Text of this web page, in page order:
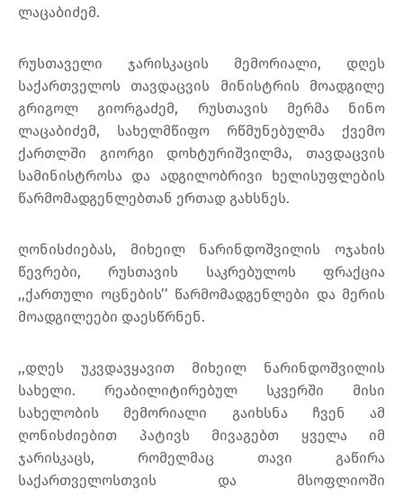
ლაცაბიძემ.
რუსთაველი ჯარისკაცის მემორიალი, დღეს
საქართველოს თავდაცვის მინისტრის მოადგილე
გრიგოლ გიორგაძემ, რუსთავის მერმა ნინო
ლაცაბიძემ, სახელმწიფო რწმუნებულმა ქვემო
ქართლში გიორგი დოხტურიშვილმა, თავდაცვის
სამინისტროსა და ადგილობრივი ხელისუფლების
წარმომადგენლებთან ერთად გახსნეს.
ღონისძიებას, მიხეილ ნარინდოშვილის ოჯახის
წევრები, რუსთავის საკრებულოს ფრაქცია
,,ქართული ოცნების’’ წარმომადგენლები და მერის
მოადგილეები დაესწრნენ.
,,დღეს უკვდავყავით მიხეილ ნარინდოშვილის
სახელი. რეაბილიტირებულ სკვერში მისი
სახელობის მემორიალი გაიხსნა ჩვენ ამ
ღონისძიებით პატივს მივაგებთ ყველა იმ
ჯარისკაცს, რომელმაც თავი გაწირა
საქართველოსთვის და მსოფლიოში